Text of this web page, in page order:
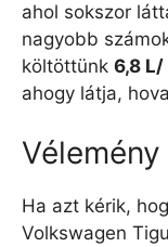
ahol sokszor
nagyobb
költöttünk 6,8 L/
ahogy látja,
Ha azt kérik,
Volkswagen